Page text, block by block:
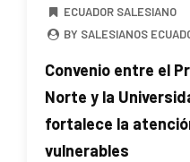
ECUADOR SALESIANO
BY SALESIANOS
Convenio entre el
Norte y la
fortalece la
vulnerables